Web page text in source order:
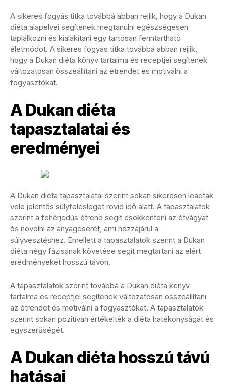
A sikeres fogyás titka továbbá abban rejlik, hogy a Dukan
diéta alapelvei segítenek megtanulni egészségesen
táplálkozni és kialakítani egy tartósan fenntartható
életmódot. A sikeres fogyás titka továbbá abban rejlik,
hogy a Dukan diéta könyv tartalma és receptjei segítenek
változatosan összeállítani az étrendet és motiválni a
fogyasztókat.
A Dukan diéta
tapasztalatai és
eredményei
A Dukan diéta tapasztalatai szerint sokan sikeresen leadtak
vele jelentős súlyfelesleget rövid idő alatt. A tapasztalatok
szerint a fehérjedús étrend segít csökkenteni az étvágyat
és növelni az anyagcserét, ami hozzájárul a
súlyvesztéshez. Emellett a tapasztalatok szerint a Dukan
diéta négy fázisának követése segít megtartani az elért
eredményeket hosszú távon.
A tapasztalatok szerint továbbá a Dukan diéta könyv
tartalma és receptjei segítenek változatosan összeállítani
az étrendet és motiválni a fogyasztókat. A tapasztalatok
szerint sokan pozitívan értékelték a diéta hatékonyságát és
egyszerűségét.
A Dukan diéta hosszú távú
hatásai